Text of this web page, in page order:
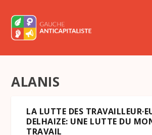
ALANIS
LA LUTTE DES
DELHAIZE: UNE LUTTE DU
TRAVAIL